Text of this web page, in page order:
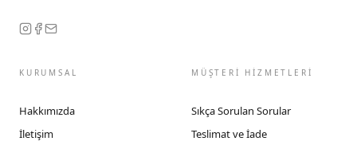
KURUMSAL
Hakkımızda
İletişim
MÜŞTERİ HİZMETLERİ
Sıkça Sorulan Sorular
Teslimat ve İade